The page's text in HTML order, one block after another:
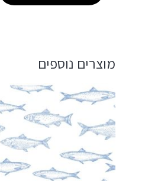
מוצרים נוספים